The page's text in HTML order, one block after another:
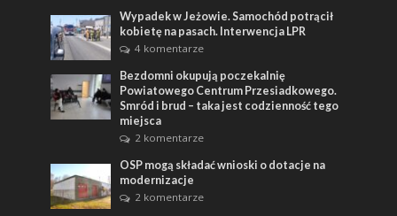
Wypadek w Jeżowie. Samochód potrącił
kobietę na pasach. Interwencja LPR
4 komentarze
Bezdomni okupują poczekalnię
Powiatowego Centrum Przesiadkowego.
Smród i brud – taka jest codzienność tego
miejsca
2 komentarze
OSP mogą składać wnioski o dotacje na
modernizacje
2 komentarze